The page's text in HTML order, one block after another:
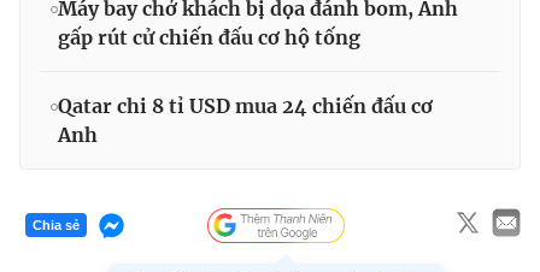
Máy bay chở khách bị dọa đánh bom, Anh
gấp rút cử chiến đấu cơ hộ tống
Qatar chi 8 tỉ USD mua 24 chiến đấu cơ
Anh
Chia sẻ